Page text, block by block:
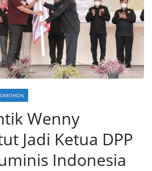
Wenny
Jadi Ketua DPP
Indonesia